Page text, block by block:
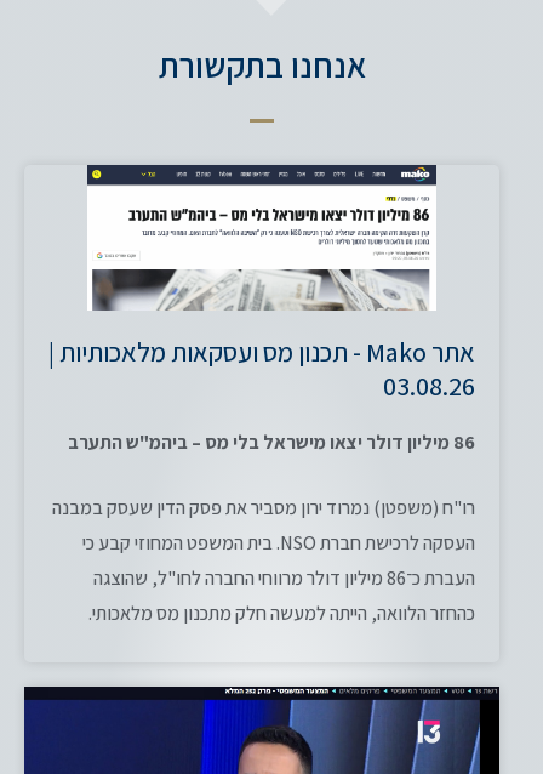
אנחנו בתקשורת
אתר Mako - תכנון מס ועסקאות מלאכותיות |
03.08.26
86 מיליון דולר יצאו מישראל בלי מס – ביהמ"ש התערב
רו"ח (משפטן) נמרוד ירון מסביר את פסק הדין שעסק במבנה
העסקה לרכישת חברת NSO. בית המשפט המחוזי קבע כי
העברת כ־86 מיליון דולר מרווחי החברה לחו"ל, שהוצגה
כהחזר הלוואה, הייתה למעשה חלק מתכנון מס מלאכותי.